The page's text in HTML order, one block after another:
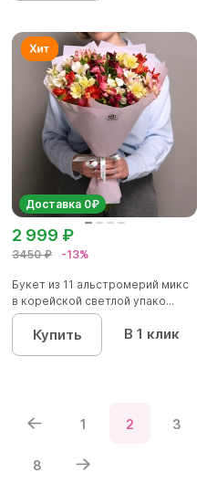
Доставка 0₽
3450 ₽ -13%
2 999 ₽
Букет из 11 альстромерий микс
в корейской светлой упако...
Купить В 1 клик
1 2 3
8